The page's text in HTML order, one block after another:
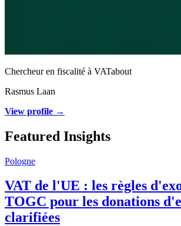
Chercheur en fiscalité à VATabout
Rasmus Laan
View profile →
Featured Insights
Pologne
VAT de l'UE : les règles
TOGC pour les donations
clarifiées